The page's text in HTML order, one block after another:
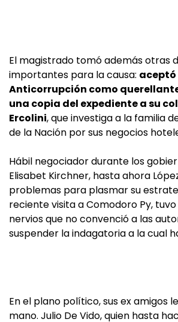
El magistrado tomó además otras
importantes para la causa: aceptó
Anticorrupción como
una copia del expediente a su
Ercolini, que investiga a la familia
de la Nación por sus negocios
Hábil negociador durante los
Elisabet Kirchner, hasta ahora
problemas para plasmar su
reciente visita a Comodoro Py,
nervios que no convenció a las
suspender la indagatoria a la cual
En el plano político, sus ex amigos
mano. Julio De Vido, quien hasta